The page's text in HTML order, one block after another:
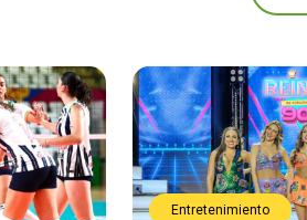
Entretenimiento